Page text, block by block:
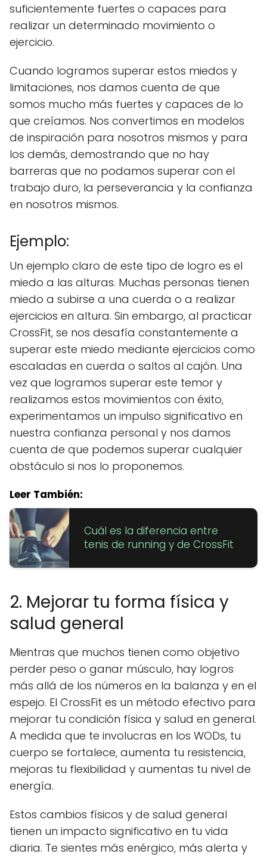
suficientemente fuertes o capaces para
realizar un determinado movimiento o
ejercicio.
Cuando logramos superar estos miedos y
limitaciones, nos damos cuenta de que
somos mucho más fuertes y capaces de lo
que creíamos. Nos convertimos en modelos
de inspiración para nosotros mismos y para
los demás, demostrando que no hay
barreras que no podamos superar con el
trabajo duro, la perseverancia y la confianza
en nosotros mismos.
Ejemplo:
Un ejemplo claro de este tipo de logro es el
miedo a las alturas. Muchas personas tienen
miedo a subirse a una cuerda o a realizar
ejercicios en altura. Sin embargo, al practicar
CrossFit, se nos desafía constantemente a
superar este miedo mediante ejercicios como
escaladas en cuerda o saltos al cajón. Una
vez que logramos superar este temor y
realizamos estos movimientos con éxito,
experimentamos un impulso significativo en
nuestra confianza personal y nos damos
cuenta de que podemos superar cualquier
obstáculo si nos lo proponemos.
Leer También:
Cuál es la diferencia entre
tenis de running y de CrossFit
2. Mejorar tu forma física y
salud general
Mientras que muchos tienen como objetivo
perder peso o ganar músculo, hay logros
más allá de los números en la balanza y en el
espejo. El CrossFit es un método efectivo para
mejorar tu condición física y salud en general.
A medida que te involucras en los WODs, tu
cuerpo se fortalece, aumenta tu resistencia,
mejoras tu flexibilidad y aumentas tu nivel de
energía.
Estos cambios físicos y de salud general
tienen un impacto significativo en tu vida
diaria. Te sientes más enérgico, más alerta y